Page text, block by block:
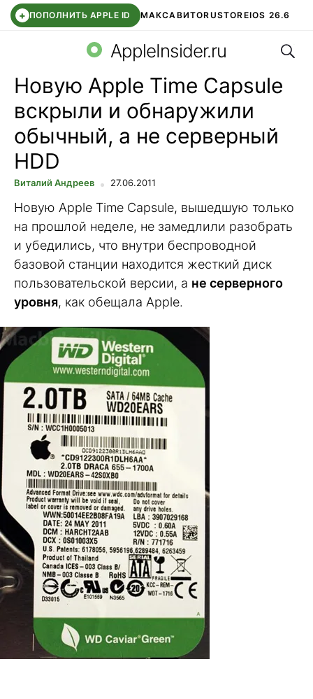
+ ПОПОЛНИТЬ APPLE ID МАКСАВИТОRUSTOREIOS 26.6
СБЕР КИДС ВТБ ОНЛАЙН ЧАТ В ROBLOX
AppleInsider.ru
Новую Apple Time Capsule
вскрыли и обнаружили
обычный, а не серверный
HDD
Виталий Андреев 27.06.2011
Новую Apple Time Capsule, вышедшую только
на прошлой неделе, не замедлили разобрать
и убедились, что внутри беспроводной
базовой станции находится жесткий диск
пользовательской версии, а не серверного
уровня, как обещала Apple.